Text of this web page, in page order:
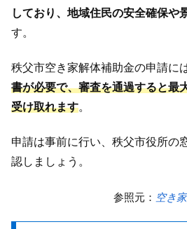
しており、地域住民の安全確保や
す。
秩父市空き家解体補助金の申請に
書が必要で、審査を通過すると最
受け取れます。
申請は事前に行い、秩父市役所の
認しましょう。
参照元： 空き